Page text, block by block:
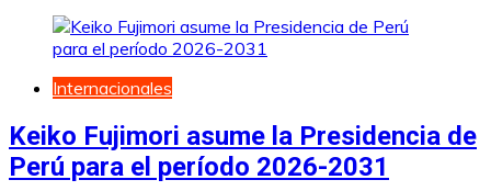
Internacionales
Keiko Fujimori asume la Presidencia de
Perú para el período 2026-2031